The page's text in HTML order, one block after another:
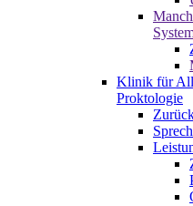
Klinik für
Proktologie